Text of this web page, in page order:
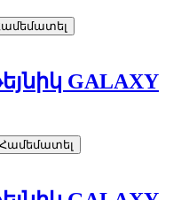
GALAXY
Համեմատել